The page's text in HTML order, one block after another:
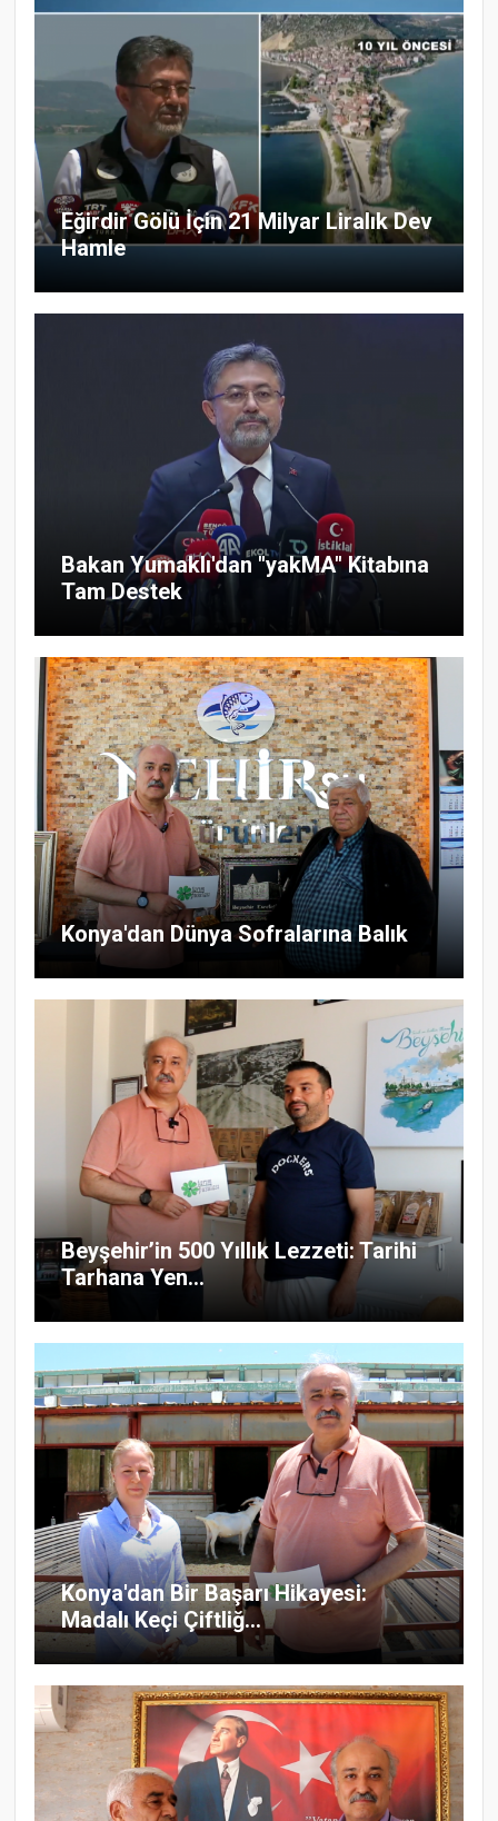
Eğirdir Gölü İçin 21 Milyar Liralık Dev
Hamle
Bakan Yumaklı'dan "yakMA" Kitabına
Tam Destek
Konya'dan Dünya Sofralarına Balık
Beyşehir’in 500 Yıllık Lezzeti: Tarihi
Tarhana Yen...
Konya'dan Bir Başarı Hikayesi:
Madalı Keçi Çiftliğ...